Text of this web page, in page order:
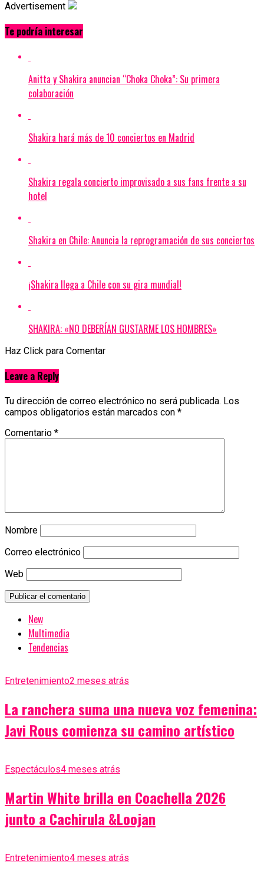
Advertisement
Te podría interesar
Anitta y Shakira anuncian “Choka Choka”: Su primera
colaboración
Shakira hará más de 10 conciertos en Madrid
Shakira regala concierto improvisado a sus fans frente a su
hotel
Shakira en Chile: Anuncia la reprogramación de sus conciertos
¡Shakira llega a Chile con su gira mundial!
SHAKIRA: «NO DEBERÍAN GUSTARME LOS HOMBRES»
Haz Click para Comentar
Leave a Reply
Tu dirección de correo electrónico no será publicada. Los
campos obligatorios están marcados con *
Comentario *
Nombre
Correo electrónico
Web
New
Multimedia
Tendencias
Entretenimiento2 meses atrás
La ranchera suma una nueva voz femenina:
Javi Rous comienza su camino artístico
Espectáculos4 meses atrás
Martin White brilla en Coachella 2026
junto a Cachirula &Loojan
Entretenimiento4 meses atrás